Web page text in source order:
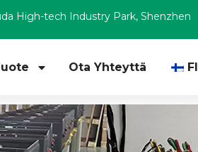
High-tech Industry Park, Shenzhen
Ota Yhteyttä FI